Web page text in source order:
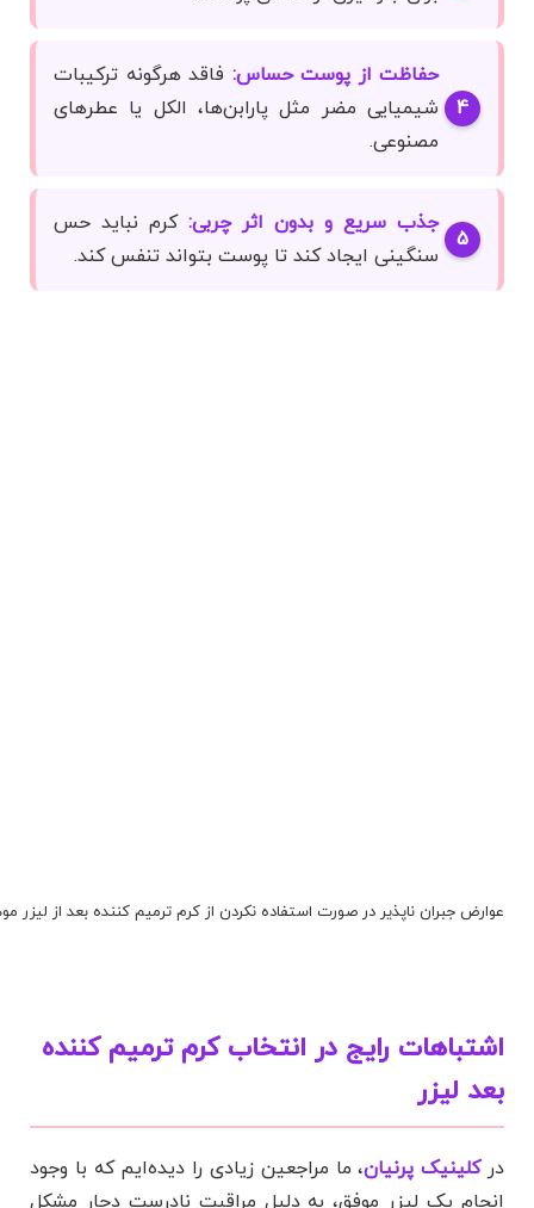
حفاظت از پوست حساس: فاقد هرگونه ترکیبات
شیمیایی مضر مثل پارابن‌ها، الکل یا عطرهای
مصنوعی.
جذب سریع و بدون اثر چربی: کرم نباید حس
سنگینی ایجاد کند تا پوست بتواند تنفس کند.
عوارض جبران ناپذیر در صورت استفاده نکردن از کرم ترمیم کننده بعد از لیزر
اشتباهات رایج در انتخاب کرم ترمیم کننده
بعد لیزر
در کلینیک پرنیان، ما مراجعین زیادی را دیده‌ایم که با وجود
انجام یک لیزر موفق، به دلیل مراقبت نادرست دچار مشکل